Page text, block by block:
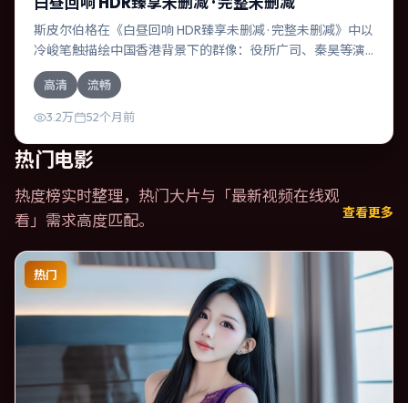
斯皮尔伯格在《白昼回响 HDR臻享未删减 · 完整未删减》中以
冷峻笔触描绘中国香港背景下的群像：役所广司、秦昊等演
员层次丰富。作为一部冒险作品，故事从日常裂缝切入，逐
步推向不可逆转的结局；视听语言统一，情感落点克制有
力。
高清 流畅
3.2万 52个月前
热门电影
热度榜实时整理，热门大片与「最新视频在线观
看 」需求高度匹配。 查看更多
热门